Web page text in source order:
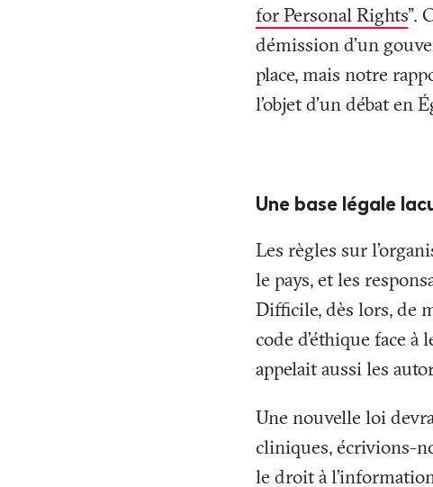
for Personal Rights".
démission d’un
place, mais notre
l’objet d’un débat en
Une base légale
Les règles sur
le pays, et les
Difficile, dès lors, de
code d’éthique face
appelait aussi les
Une nouvelle loi
cliniques, écrivions-
le droit à